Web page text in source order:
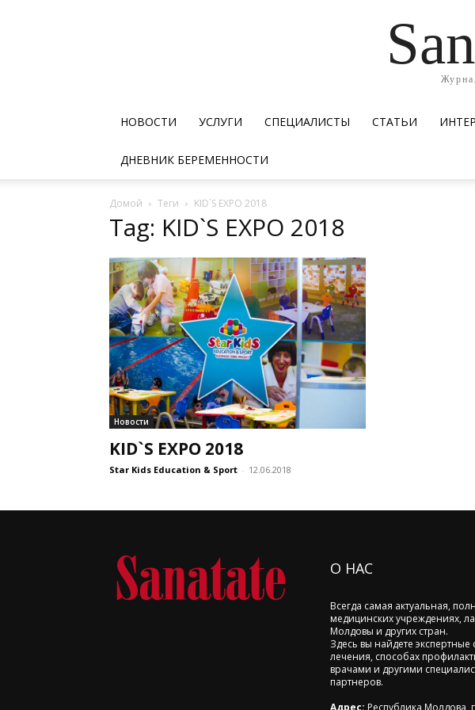
НОВОСТИ УСЛУГИ СПЕЦИАЛИСТЫ СТАТЬИ
ДНЕВНИК БЕРЕМЕННОСТИ
Домой Теги KID`S EXPO 2018
Tag: KID`S EXPO 2018
Новости
KID`S EXPO 2018
Star Kids Education & Sport - 12.06.2018
О НАС
Всегда самая актуальная,
медицинских учреждениях,
Молдовы и других стран.
Здесь вы найдете экспертные
лечения, способах
врачами и другими
партнеров.
Адрес: Республика Молдова,